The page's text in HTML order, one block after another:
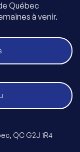
Québec
à venir.
QC G2J 1R4